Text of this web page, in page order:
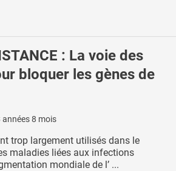
: La voie des
bloquer les gènes de
années 8 mois
trop largement utilisés dans le
maladies liées aux infections
mondiale de l’ ...